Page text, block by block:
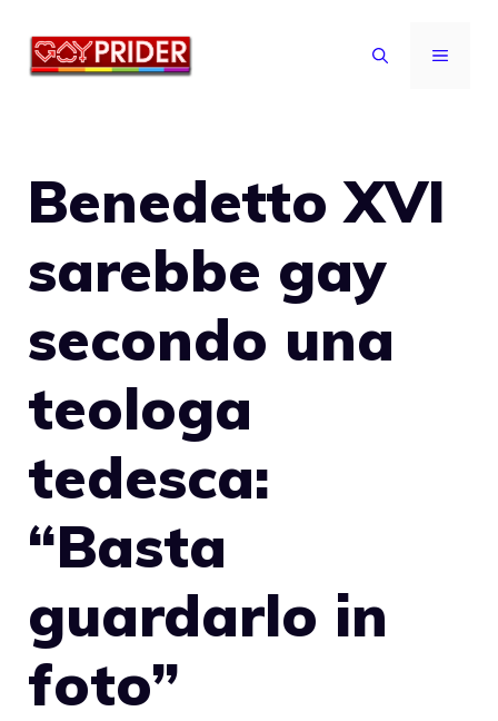
MENU
Benedetto XVI
sarebbe gay
secondo una
teologa
tedesca:
“Basta
guardarlo in
foto”